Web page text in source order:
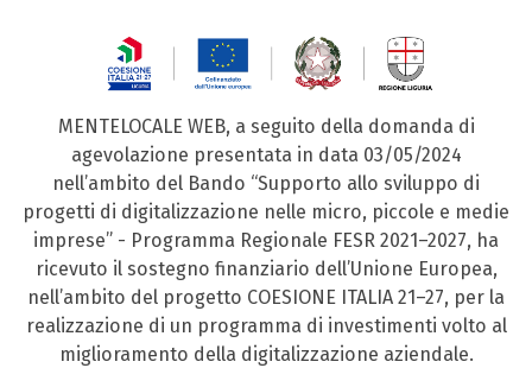
MENTELOCALE WEB, a seguito della domanda di
agevolazione presentata in data 03/05/2024
nell’ambito del Bando “Supporto allo sviluppo di
progetti di digitalizzazione nelle micro, piccole e medie
imprese” - Programma Regionale FESR 2021–2027, ha
ricevuto il sostegno finanziario dell’Unione Europea,
nell’ambito del progetto COESIONE ITALIA 21–27, per la
realizzazione di un programma di investimenti volto al
miglioramento della digitalizzazione aziendale.